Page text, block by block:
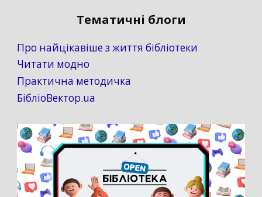
Тематичні блоги
Про найцікавіше з життя бібліотеки
Читати модно
Практична методичка
БібліоВектор.ua